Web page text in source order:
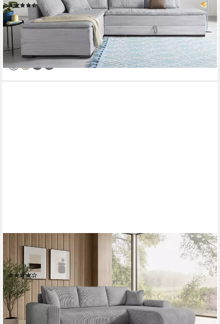
(40)
ab 1.379,99 € UVP2.499,00 €
-45%
lieferbar in 5 Wochen
STOREZ24
Ecksofa Ellen, mit Bettkasten und Schlaffunktion, Cordstoff, L-
Form, bequem
699,00 € 999,00 €
-30%
lieferbar in 3 Wochen
+3